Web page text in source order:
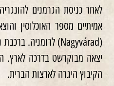
אמיתיים מספר האוכלוסין
יצאה מבוקרשט בדרכה לארץ.
הקיבוץ היגרה לארצות הברית.